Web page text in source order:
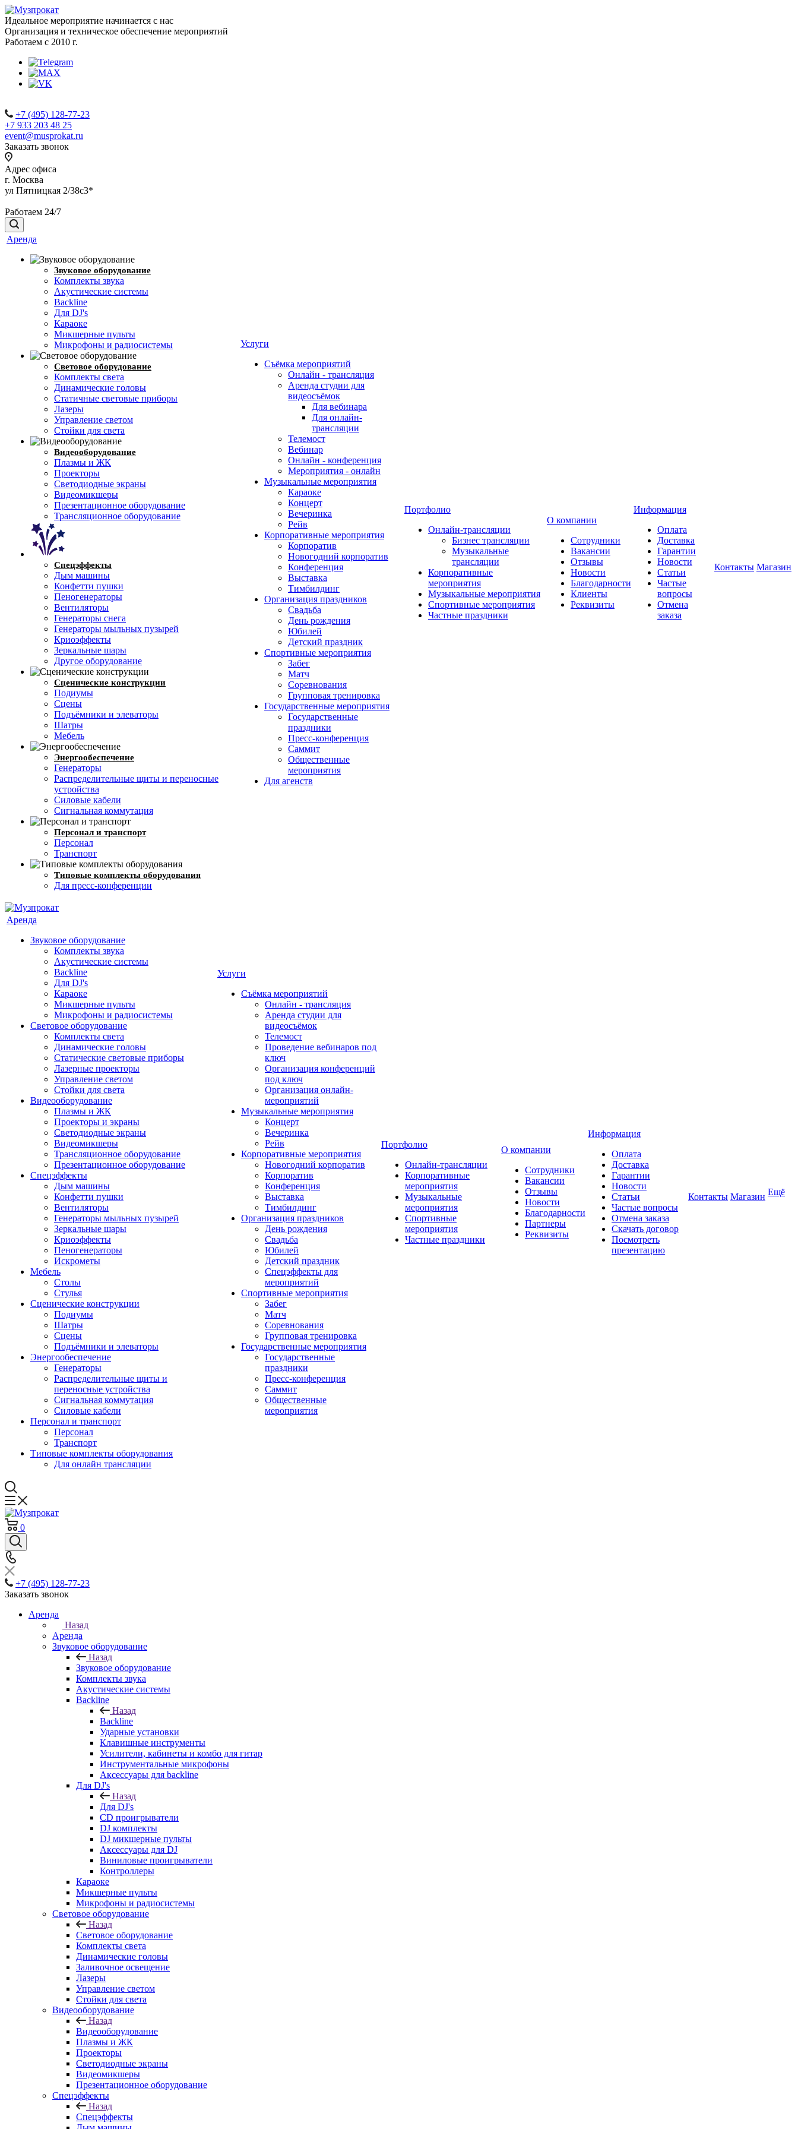
Идеальное мероприятие начинается с нас
Организация и техническое обеспечение мероприятий
Работаем с 2010 г.
+7 (495) 128-77-23
+7 933 203 48 25
event@musprokat.ru
Заказать звонок
Адрес офиса
г. Москва
ул Пятницкая 2/38с3*
Работаем 24/7
Аренда
Звуковое оборудование
Комплекты звука
Акустические системы
Backline
Для DJ's
Караоке
Микшерные пульты
Микрофоны и радиосистемы
Световое оборудование
Комплекты света
Динамические головы
Cтатичные световые приборы
Лазеры
Управление светом
Стойки для света
Видеооборудование
Плазмы и ЖК
Проекторы
Светодиодные экраны
Видеомикшеры
Презентационное оборудование
Трансляционное оборудование
Спецэффекты
Дым машины
Конфетти пушки
Пеногенераторы
Вентиляторы
Генераторы снега
Генераторы мыльных пузырей
Криоэффекты
Зеркальные шары
Другое оборудование
Сценические конструкции
Подиумы
Сцены
Подъёмники и элеваторы
Шатры
Мебель
Энергообеспечение
Генераторы
Распределительные щиты и переносные
устройства
Силовые кабели
Сигнальная коммутация
Персонал и транспорт
Персонал
Транспорт
Типовые комплекты оборудования
Для пресс-конференции
Услуги
Съёмка мероприятий
Онлайн - трансляция
Аренда студии для
видеосъёмок
Для вебинара
Для онлайн-
трансляции
Телемост
Вебинар
Онлайн - конференция
Мероприятия - онлайн
Музыкальные мероприятия
Караоке
Концерт
Вечеринка
Рейв
Корпоративные мероприятия
Корпоратив
Новогодний корпоратив
Конференция
Выставка
Тимбилдинг
Организация праздников
Свадьба
День рождения
Юбилей
Детский праздник
Спортивные мероприятия
Забег
Матч
Соревнования
Групповая тренировка
Государственные мероприятия
Государственные
праздники
Пресс-конференция
Саммит
Общественные
мероприятия
Для агенств
Портфолио
Онлайн-трансляции
Бизнес трансляции
Музыкальные
трансляции
Корпоративные
мероприятия
Музыкальные мероприятия
Спортивные мероприятия
Частные праздники
О компании
Сотрудники
Вакансии
Отзывы
Новости
Благодарности
Клиенты
Реквизиты
Информация
Оплата
Доставка
Гарантии
Новости
Статьи
Частые
вопросы
Отмена
заказа
Контакты Магазин
Аренда
Звуковое оборудование
Комплекты звука
Акустические системы
Backline
Для DJ's
Караоке
Микшерные пульты
Микрофоны и радиосистемы
Световое оборудование
Комплекты света
Динамические головы
Статические световые приборы
Лазерные проекторы
Управление светом
Стойки для света
Видеооборудование
Плазмы и ЖК
Проекторы и экраны
Светодиодные экраны
Видеомикшеры
Трансляционное оборудование
Презентационное оборудование
Спецэффекты
Дым машины
Конфетти пушки
Вентиляторы
Генераторы мыльных пузырей
Зеркальные шары
Криоэффекты
Пеногенераторы
Искрометы
Мебель
Столы
Стулья
Сценические конструкции
Подиумы
Шатры
Сцены
Подъёмники и элеваторы
Энергообеспечение
Генераторы
Распределительные щиты и
переносные устройства
Сигнальная коммутация
Силовые кабели
Персонал и транспорт
Персонал
Транспорт
Типовые комплекты оборудования
Для онлайн трансляции
Услуги
Съёмка мероприятий
Онлайн - трансляция
Аренда студии для
видеосъёмок
Телемост
Проведение вебинаров под
ключ
Организация конференций
под ключ
Организация онлайн-
мероприятий
Музыкальные мероприятия
Концерт
Вечеринка
Рейв
Корпоративные мероприятия
Новогодний корпоратив
Корпоратив
Конференция
Выставка
Тимбилдинг
Организация праздников
День рождения
Свадьба
Юбилей
Детский праздник
Спецэффекты для
мероприятий
Спортивные мероприятия
Забег
Матч
Соревнования
Групповая тренировка
Государственные мероприятия
Государственные
праздники
Пресс-конференция
Саммит
Общественные
мероприятия
Портфолио
Онлайн-трансляции
Корпоративные
мероприятия
Музыкальные
мероприятия
Спортивные
мероприятия
Частные праздники
О компании
Сотрудники
Вакансии
Отзывы
Новости
Благодарности
Партнеры
Реквизиты
Информация
Оплата
Доставка
Гарантии
Новости
Статьи
Частые вопросы
Отмена заказа
Скачать договор
Посмотреть
презентацию
Контакты Магазин Ещё
0
+7 (495) 128-77-23
Заказать звонок
Аренда
Назад
Аренда
Звуковое оборудование
Назад
Звуковое оборудование
Комплекты звука
Акустические системы
Backline
Назад
Backline
Ударные установки
Клавишные инструменты
Усилители, кабинеты и комбо для гитар
Инструментальные микрофоны
Аксессуары для backline
Для DJ's
Назад
Для DJ's
CD проигрыватели
DJ комплекты
DJ микшерные пульты
Аксессуары для DJ
Виниловые проигрыватели
Контроллеры
Караоке
Микшерные пульты
Микрофоны и радиосистемы
Световое оборудование
Назад
Световое оборудование
Комплекты света
Динамические головы
Заливочное освещение
Лазеры
Управление светом
Стойки для света
Видеооборудование
Назад
Видеооборудование
Плазмы и ЖК
Проекторы
Светодиодные экраны
Видеомикшеры
Презентационное оборудование
Спецэффекты
Назад
Спецэффекты